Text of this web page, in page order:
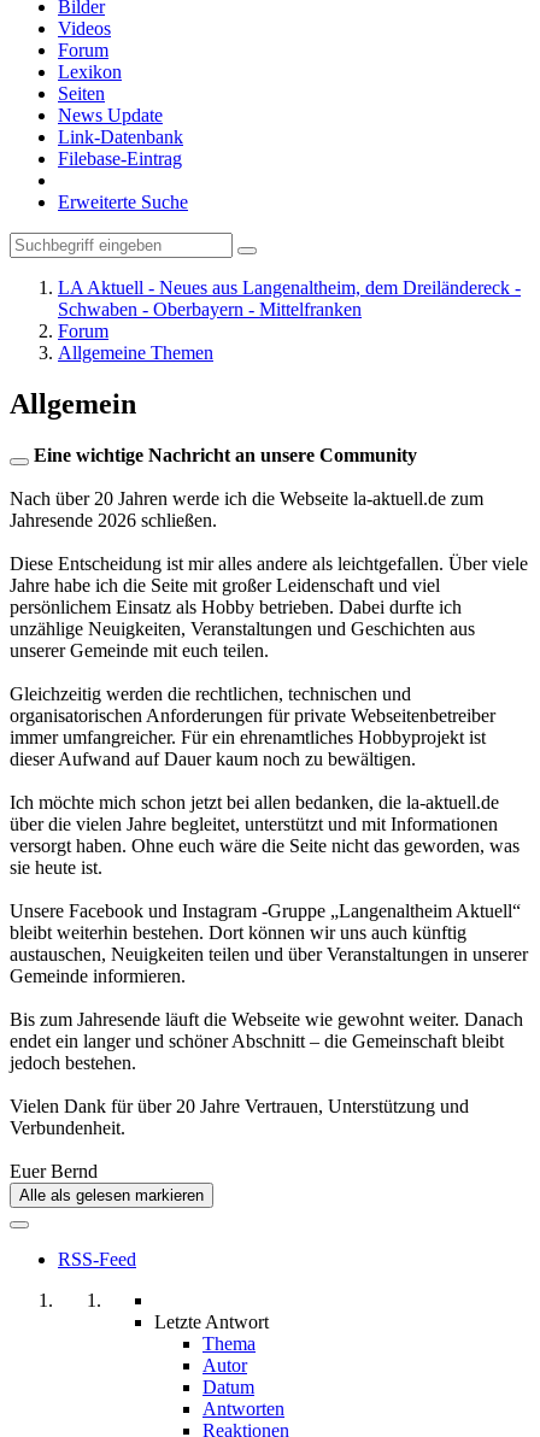
Bilder
Videos
Forum
Lexikon
Seiten
News Update
Link-Datenbank
Filebase-Eintrag
Erweiterte Suche
LA Aktuell - Neues aus Langenaltheim, dem Dreiländereck -
Schwaben - Oberbayern - Mittelfranken
Forum
Allgemeine Themen
Allgemein
Eine wichtige Nachricht an unsere Community
Nach über 20 Jahren werde ich die Webseite la-aktuell.de zum
Jahresende 2026 schließen.
Diese Entscheidung ist mir alles andere als leichtgefallen. Über viele
Jahre habe ich die Seite mit großer Leidenschaft und viel
persönlichem Einsatz als Hobby betrieben. Dabei durfte ich
unzählige Neuigkeiten, Veranstaltungen und Geschichten aus
unserer Gemeinde mit euch teilen.
Gleichzeitig werden die rechtlichen, technischen und
organisatorischen Anforderungen für private Webseitenbetreiber
immer umfangreicher. Für ein ehrenamtliches Hobbyprojekt ist
dieser Aufwand auf Dauer kaum noch zu bewältigen.
Ich möchte mich schon jetzt bei allen bedanken, die la-aktuell.de
über die vielen Jahre begleitet, unterstützt und mit Informationen
versorgt haben. Ohne euch wäre die Seite nicht das geworden, was
sie heute ist.
Unsere Facebook und Instagram -Gruppe „Langenaltheim Aktuell“
bleibt weiterhin bestehen. Dort können wir uns auch künftig
austauschen, Neuigkeiten teilen und über Veranstaltungen in unserer
Gemeinde informieren.
Bis zum Jahresende läuft die Webseite wie gewohnt weiter. Danach
endet ein langer und schöner Abschnitt – die Gemeinschaft bleibt
jedoch bestehen.
Vielen Dank für über 20 Jahre Vertrauen, Unterstützung und
Verbundenheit.
Euer Bernd
Alle als gelesen markieren
RSS-Feed
Letzte Antwort
Thema
Autor
Datum
Antworten
Reaktionen